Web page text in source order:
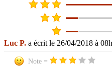
Luc P. a écrit le 26/04/2018 à
Note =